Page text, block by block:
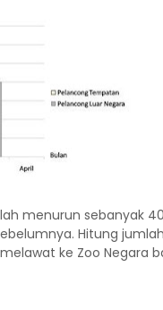
menurun sebanyak
Hitung
ke Zoo Negara